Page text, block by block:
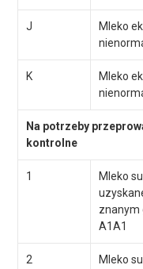
J
Mleko
K
Mleko
Na potrzeby
kontrolne
1
Mleko
znanym
A1A1
2
Mleko